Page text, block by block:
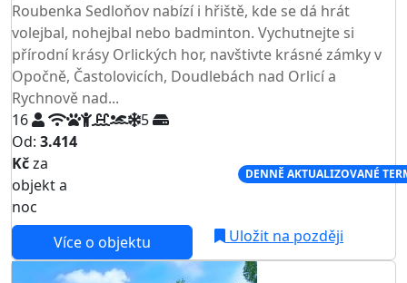
Roubenka Sedloňov nabízí i hřiště, kde se dá hrát
volejbal, nohejbal nebo badminton. Vychutnejte si
přírodní krásy Orlických hor, navštivte krásné zámky v
Opočně, Častolovicích, Doudlebách nad Orlicí a
Rychnově nad...
16
5
Od: 3.414
Kčza
objekt a
noc
DENNĚ AKTUALIZOVANÉ
Více o objektu Uložit na později